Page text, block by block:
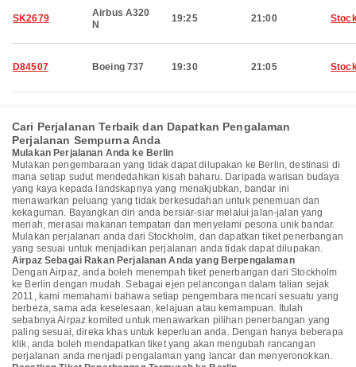
SK2679
Airbus A320
N
19:25 21:00
D84507 Boeing 737 19:30 21:05
Cari Perjalanan Terbaik dan Dapatkan Pengalaman
Perjalanan Sempurna Anda
Mulakan Perjalanan Anda ke Berlin
Mulakan pengembaraan yang tidak dapat dilupakan ke Berlin, destinasi di
mana setiap sudut mendedahkan kisah baharu. Daripada warisan budaya
yang kaya kepada landskapnya yang menakjubkan, bandar ini
menawarkan peluang yang tidak berkesudahan untuk penemuan dan
kekaguman. Bayangkan diri anda bersiar-siar melalui jalan-jalan yang
meriah, merasai makanan tempatan dan menyelami pesona unik bandar.
Mulakan perjalanan anda dari Stockholm, dan dapatkan tiket penerbangan
yang sesuai untuk menjadikan perjalanan anda tidak dapat dilupakan.
Airpaz Sebagai Rakan Perjalanan Anda yang Berpengalaman
Dengan Airpaz, anda boleh menempah tiket penerbangan dari Stockholm
ke Berlin dengan mudah. Sebagai ejen pelancongan dalam talian sejak
2011, kami memahami bahawa setiap pengembara mencari sesuatu yang
berbeza, sama ada keselesaan, kelajuan atau kemampuan. Itulah
sebabnya Airpaz komited untuk menawarkan pilihan penerbangan yang
paling sesuai, direka khas untuk keperluan anda. Dengan hanya beberapa
klik, anda boleh mendapatkan tiket yang akan mengubah rancangan
perjalanan anda menjadi pengalaman yang lancar dan menyeronokkan.